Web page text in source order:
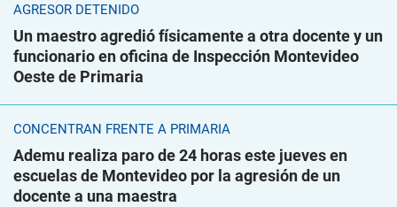
AGRESOR DETENIDO
Un maestro agredió físicamente a otra docente y un
funcionario en oficina de Inspección Montevideo
Oeste de Primaria
CONCENTRAN FRENTE A PRIMARIA
Ademu realiza paro de 24 horas este jueves en
escuelas de Montevideo por la agresión de un
docente a una maestra